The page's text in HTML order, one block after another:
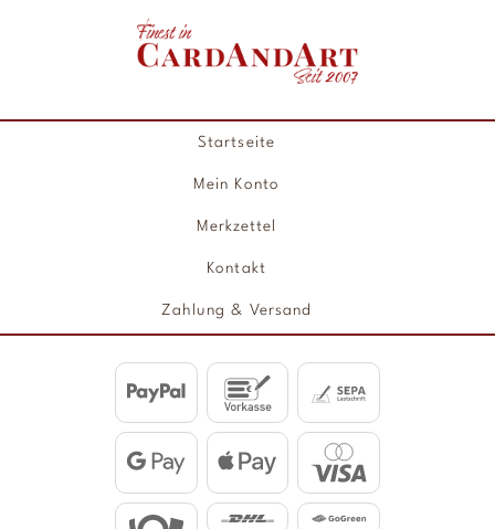
Startseite
Mein Konto
Merkzettel
Kontakt
Zahlung & Versand